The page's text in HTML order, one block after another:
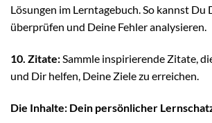
Lösungen im Lerntagebuch. So kannst
überprüfen und Deine Fehler analysieren.
10. Zitate:Sammle inspirierende Zitate,
und Dir helfen, Deine Ziele zu erreichen.
Die Inhalte: Dein persönlicher